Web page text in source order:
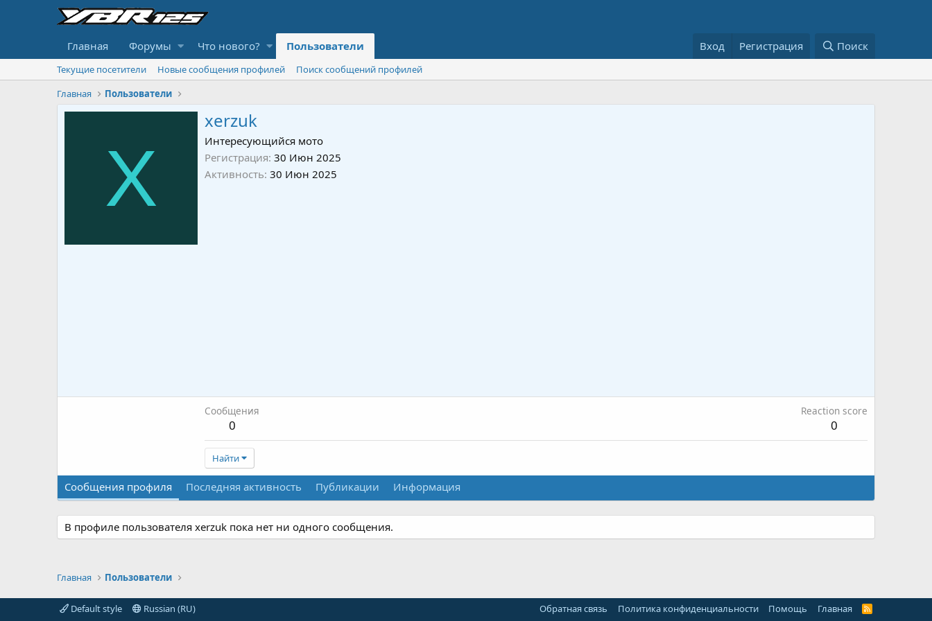
Главная Форумы Что нового? Пользователи Вход Регистрация Поиск
Текущие посетители Новые сообщения профилей
Поиск сообщений профилей
Главная
Пользователи
X
xerzuk
Интересующийся мото
Регистрация 30 Июн 2025
Активность 30 Июн 2025
Сообщения
0
Reaction score
0
Найти
Сообщения профиля Последняя активность Публикации Информация
В профиле пользователя xerzuk пока нет ни одного сообщения.
Главная Пользователи
Default style Russian (RU) Обратная связь Политика конфиденциальности Помощь Главная
R